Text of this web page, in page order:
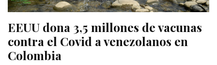
EEUU dona 3,5 millones de vacunas
contra el Covid a venezolanos en
Colombia